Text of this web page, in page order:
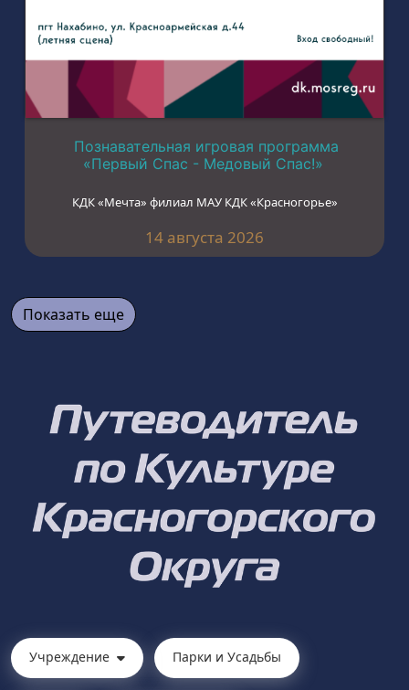
Познавательная игровая программа
«Первый Спас - Медовый Спас!»
КДК «Мечта» филиал МАУ КДК «Красногорье»
14 августа 2026
Показать еще
Учреждение Парки и Усадьбы